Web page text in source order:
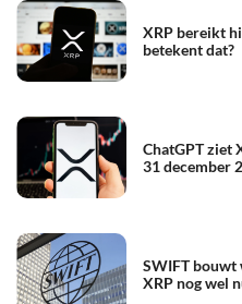
XRP bereikt
betekent dat?
ChatGPT ziet
31 december
SWIFT bouwt
XRP nog wel